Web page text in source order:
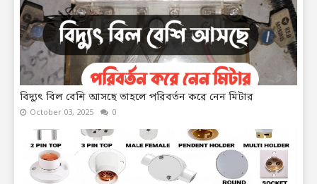
বিদ্যুৎ বিল বেশি আসছে তাহলে পরিবর্তন করে নেন মিটার
October 03, 2025 0